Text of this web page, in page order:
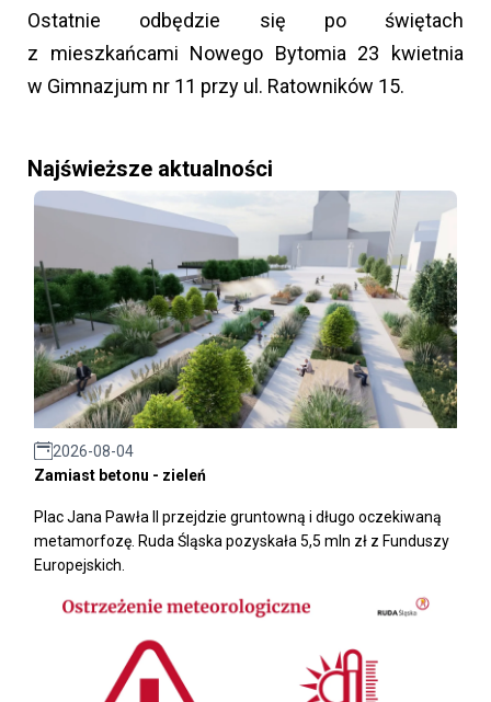
Ostatnie odbędzie się po świętach
z mieszkańcami Nowego Bytomia 23 kwietnia
w Gimnazjum nr 11 przy ul. Ratowników 15.
Najświeższe aktualności
2026-08-04
Zamiast betonu - zieleń
Plac Jana Pawła II przejdzie gruntowną i długo oczekiwaną
metamorfozę. Ruda Śląska pozyskała 5,5 mln zł z Funduszy
Europejskich.